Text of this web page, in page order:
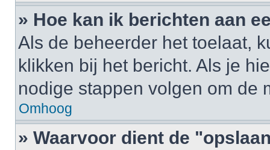
» Hoe kan ik berichten aan
Als de beheerder het toelaat,
klikken bij het bericht. Als je
nodige stappen volgen om de
Omhoog
» Waarvoor dient de